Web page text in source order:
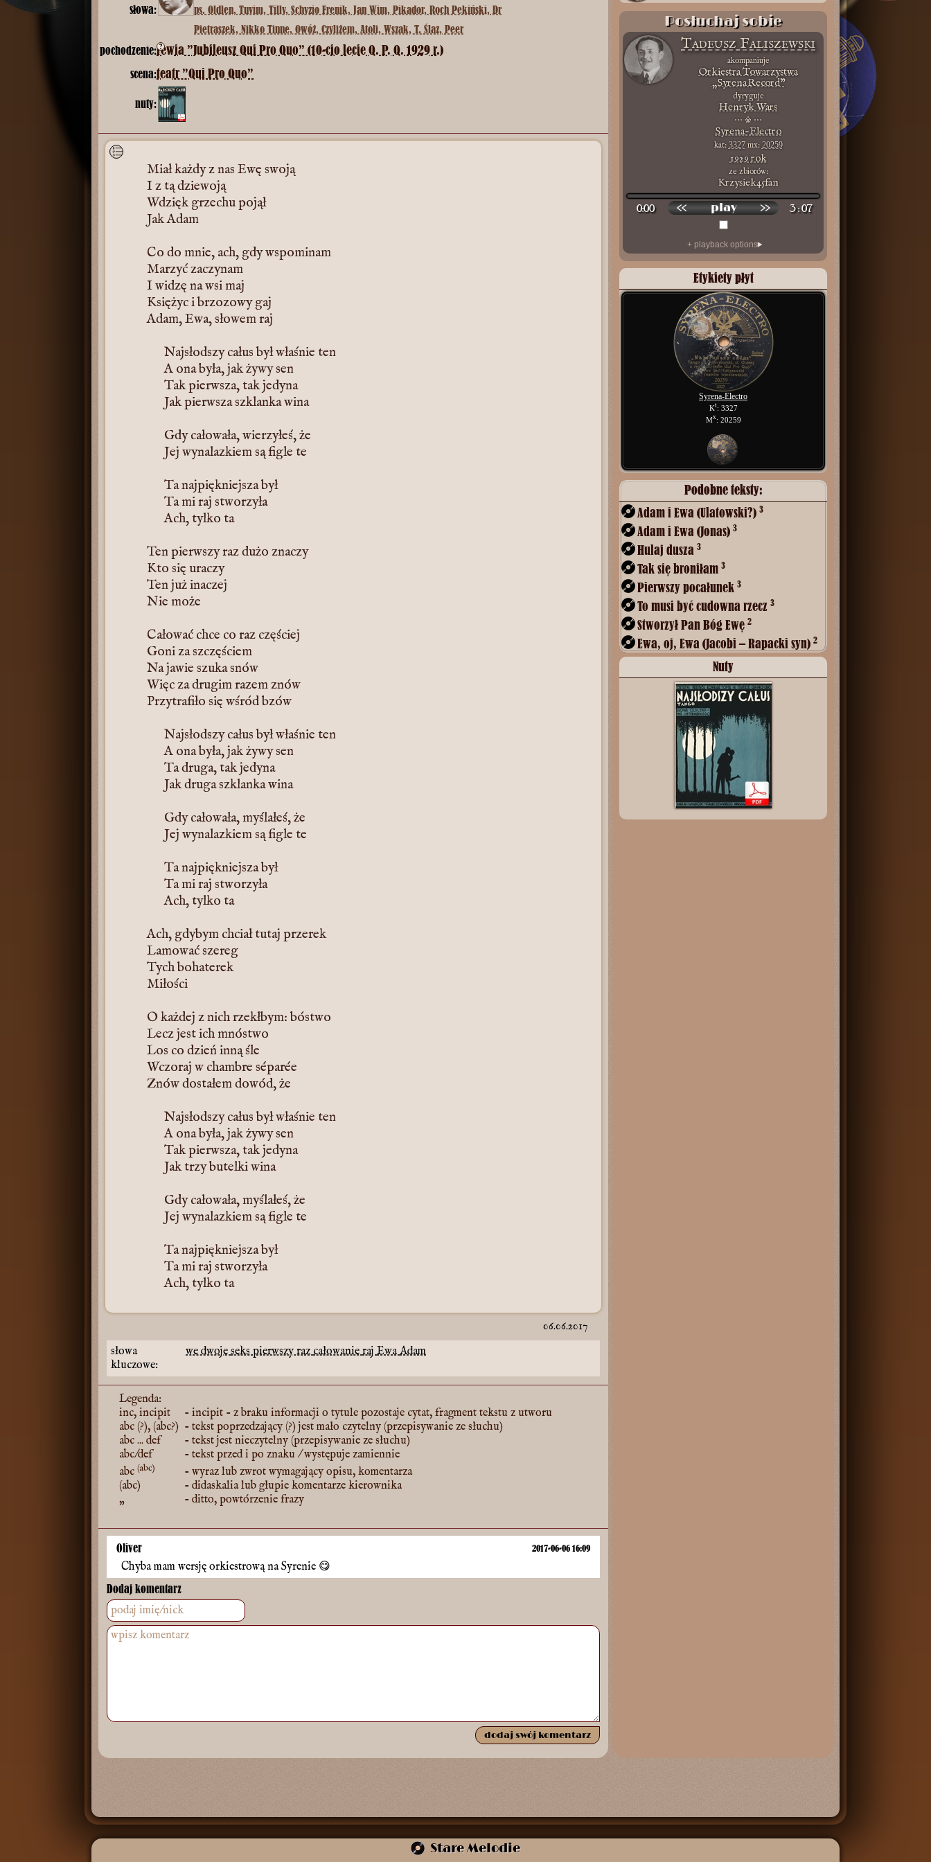
słowa:
ps. Oldlen, Tuvim, Tilly, Schyzio Frenik, Jan Wim, Pikador, Roch Pekiński, Dr
Pietraszek, Nikko Tinne, Owóż, Czyliżem, Atoli, Wszak, T. Ślaz, Peer
pochodzenie: ?
rewia ”Jubileusz Qui Pro Quo” (10-cio lecie Q. P. Q. 1929 r.)
scena:teatr ”Qui Pro Quo”
nuty:
Miał każdy z nas Ewę swoją
I z tą dziewoją
Wdzięk grzechu pojął
Jak Adam
Co do mnie, ach, gdy wspominam
Marzyć zaczynam
I widzę na wsi maj
Księżyc i brzozowy gaj
Adam, Ewa, słowem raj
Najsłodszy całus był właśnie ten
A ona była, jak żywy sen
Tak pierwsza, tak jedyna
Jak pierwsza szklanka wina
Gdy całowała, wierzyłeś, że
Jej wynalazkiem są figle te
Ta najpiękniejsza był
Ta mi raj stworzyła
Ach, tylko ta
Ten pierwszy raz dużo znaczy
Kto się uraczy
Ten już inaczej
Nie może
Całować chce co raz częściej
Goni za szczęściem
Na jawie szuka snów
Więc za drugim razem znów
Przytrafiło się wśród bzów
Najsłodszy całus był właśnie ten
A ona była, jak żywy sen
Ta druga, tak jedyna
Jak druga szklanka wina
Gdy całowała, myślałeś, że
Jej wynalazkiem są figle te
Ta najpiękniejsza był
Ta mi raj stworzyła
Ach, tylko ta
Ach, gdybym chciał tutaj przerek
Lamować szereg
Tych bohaterek
Miłości
O każdej z nich rzekłbym: bóstwo
Lecz jest ich mnóstwo
Los co dzień inną śle
Wczoraj w chambre séparée
Znów dostałem dowód, że
Najsłodszy całus był właśnie ten
A ona była, jak żywy sen
Tak pierwsza, tak jedyna
Jak trzy butelki wina
Gdy całowała, myślałeś, że
Jej wynalazkiem są figle te
Ta najpiękniejsza był
Ta mi raj stworzyła
Ach, tylko ta
06.06.2017
słowa
kluczowe:
we dwojesekspierwszy razcałowanierajEwaAdam
Legenda:
inc, incipit
- incipit - z braku informacji o tytule pozostaje cytat, fragment tekstu z utworu
abc (?), (abc?) - tekst poprzedzający (?) jest mało czytelny (przepisywanie ze słuchu)
abc ... def
- tekst jest nieczytelny (przepisywanie ze słuchu)
abc/def
- tekst przed i po znaku / występuje zamiennie
abc (abc)
- wyraz lub zwrot wymagający opisu, komentarza
(abc)
- didaskalia lub głupie komentarze kierownika
„
- ditto, powtórzenie frazy
Oliver 2017-06-06 16:09
Chyba mam wersję orkiestrową na Syrenie 😋
Dodaj komentarz
Pobóg, Jan Saskowski
Posłuchaj sobie
Tadeusz Faliszewski
akompaniuje
Orkiestra Towarzystwa
„Syrena Record”
dyryguje
Henryk Wars
⋯ ※ ⋯
Syrena-Electro
kat: 3327mx: 20259
1929 rok
ze zbiorów:
Krzysiek45fan
0:00 3 : 07
Etykiety płyt
Syrena-Electro
Kt: 3327
Mx: 20259
Podobne teksty:
Adam i Ewa (Ulatowski?) 3
Adam i Ewa (Jonas) 3
Hulaj dusza 3
Tak się broniłam 3
Pierwszy pocałunek 3
To musi być cudowna rzecz 3
Stworzył Pan Bóg Ewę 2
Ewa, oj, Ewa (Jacobi – Rapacki syn) 2
Nuty
Stare Melodie